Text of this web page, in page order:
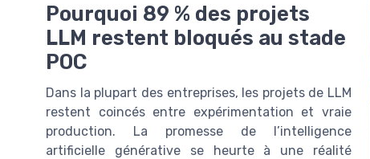
Pourquoi 89 % des projets
LLM restent bloqués au stade
POC
Dans la plupart des entreprises, les projets de LLM
restent coincés entre expérimentation et vraie
production. La promesse de l’intelligence
artificielle générative se heurte à une réalité